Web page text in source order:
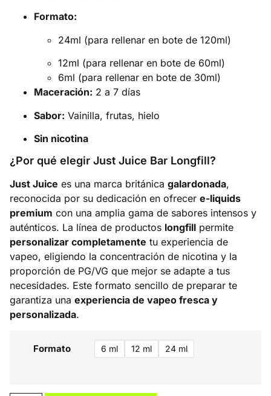
Formato:
24ml (para rellenar en bote de 120ml)
12ml (para rellenar en bote de 60ml)
6ml (para rellenar en bote de 30ml)
Maceración: 2 a 7 días
Sabor: Vainilla, frutas, hielo
Sin nicotina
¿Por qué elegir Just Juice Bar Longfill?
Just Juice es una marca británica galardonada,
reconocida por su dedicación en ofrecer e-liquids
premium con una amplia gama de sabores intensos y
auténticos. La línea de productos longfill permite
personalizar completamente tu experiencia de
vapeo, eligiendo la concentración de nicotina y la
proporción de PG/VG que mejor se adapte a tus
necesidades. Este formato sencillo de preparar te
garantiza una experiencia de vapeo fresca y
personalizada.
Formato 6 ml 12 ml 24 ml